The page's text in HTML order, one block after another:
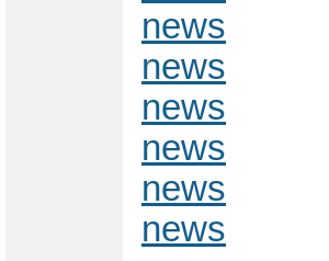
news
news
news
news
news
news